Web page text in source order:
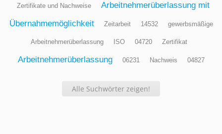
Zertifikate und Nachweise
Arbeitnehmerüberlassung mit
Übernahmemöglichkeit
Zeitarbeit 14532 gewerbsmäßige
Arbeitnehmerüberlassung ISO 04720 Zertifikat
Arbeitnehmerüberlassung 06231 Nachweis 04827
Alle Suchwörter zeigen!